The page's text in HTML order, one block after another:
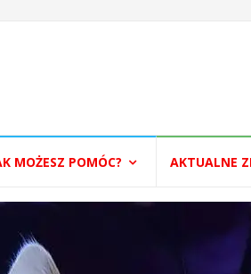
MOŻESZ POMÓC? AKTUALNE